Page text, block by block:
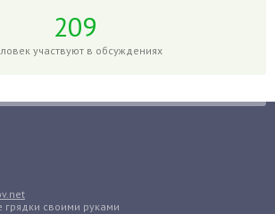
209
участвуют в обсуждениях
своими руками